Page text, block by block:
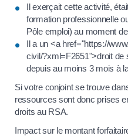
Il exerçait cette activité,
formation professionnelle
Pôle emploi) au moment
Il a un <a href="https://
civil/?xml=F2651">droit de
depuis au moins 3 mois à
Si votre conjoint se trouve
ressources sont donc prises
droits au RSA.
Impact sur le montant